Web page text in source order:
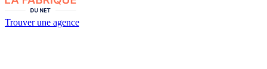
Trouver une agence